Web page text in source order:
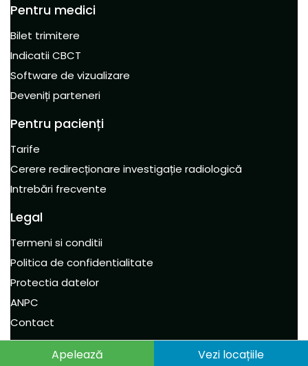
Pentru medici
Bilet trimitere
Indicatii CBCT
Software de vizualizare
Deveniți parteneri
Pentru pacienți
Tarife
Cerere redirecționare investigație radiologică
Intrebări frecvente
Legal
Termeni si conditii
Politica de confidentialitate
Protectia datelor
ANPC
Contact
Apelează Vezi locațiile